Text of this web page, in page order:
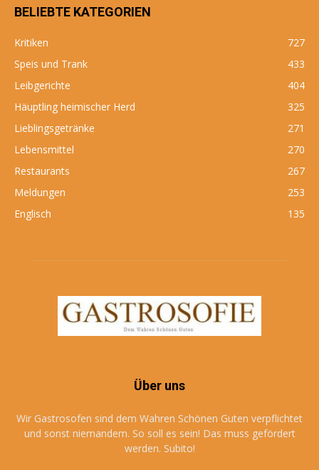
BELIEBTE KATEGORIEN
Kritiken
727
Speis und Trank
433
Leibgerichte
404
Häuptling heimischer Herd
325
Lieblingsgetränke
271
Lebensmittel
270
Restaurants
267
Meldungen
253
Englisch
135
Über uns
Wir Gastrosofen sind dem Wahren Schönen Guten verpflichtet
und sonst niemandem. So soll es sein! Das muss gefördert
werden. Subito!